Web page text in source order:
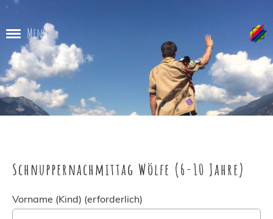
Menü
Schnuppernachmittag Wölfe (6-10 Jahre)
Vorname (Kind) (erforderlich)